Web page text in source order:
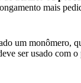
mais
um monômero,
ser usado com o